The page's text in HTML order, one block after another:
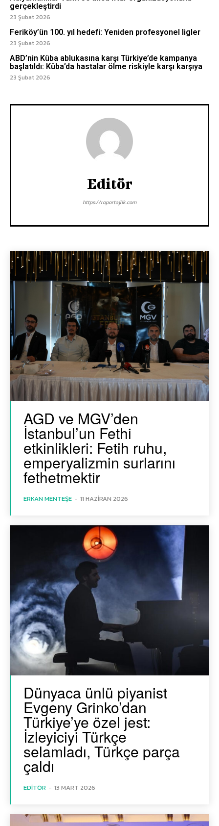
gerçekleştirdi
23 Şubat 2026
Feriköy’ün 100. yıl hedefi: Yeniden profesyonel ligler
23 Şubat 2026
ABD’nin Küba ablukasına karşı Türkiye’de kampanya
başlatıldı: Küba’da hastalar ölme riskiyle karşı karşıya
23 Şubat 2026
Editör
https://roportajlik.com
AGD ve MGV’den
İstanbul’un Fethi
etkinlikleri: Fetih ruhu,
emperyalizmin surlarını
fethetmektir
ERKAN MENTEŞE - 11 HAZIRAN 2026
Dünyaca ünlü piyanist
Evgeny Grinko’dan
Türkiye’ye özel jest:
İzleyiciyi Türkçe
selamladı, Türkçe parça
çaldı
EDITÖR - 13 MART 2026